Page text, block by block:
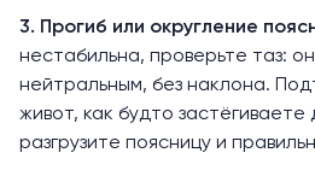
3. Прогиб или округление
нестабильна, проверьте таз:
нейтральным, без наклона.
живот, как будто застёгиваете
разгрузите поясницу и